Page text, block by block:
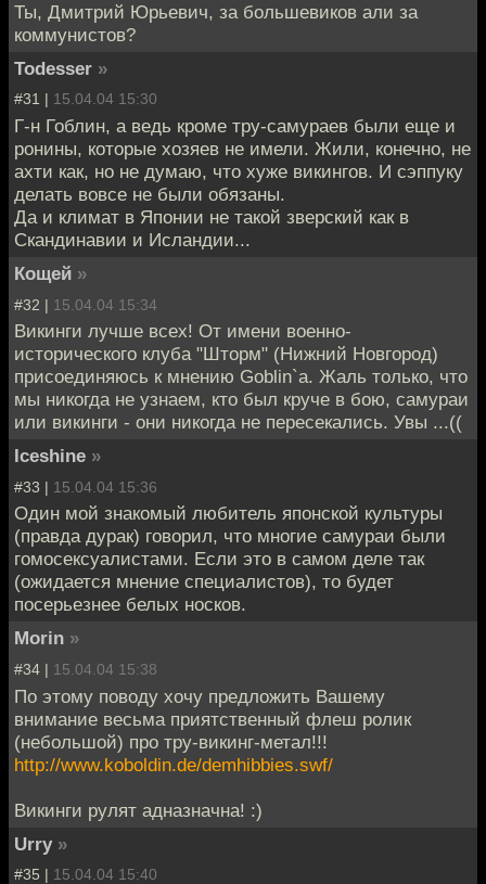
Ты, Дмитрий Юрьевич, за большевиков али за
коммунистов?
Todesser »
#31 | 15.04.04 15:30
Г-н Гоблин, а ведь кроме тру-самураев были еще и
ронины, которые хозяев не имели. Жили, конечно, не
ахти как, но не думаю, что хуже викингов. И сэппуку
делать вовсе не были обязаны.
Да и климат в Японии не такой зверский как в
Скандинавии и Исландии...
Кощей »
#32 | 15.04.04 15:34
Викинги лучше всех! От имени военно-
исторического клуба "Шторм" (Нижний Новгород)
присоединяюсь к мнению Goblin`a. Жаль только, что
мы никогда не узнаем, кто был круче в бою, самураи
или викинги - они никогда не пересекались. Увы ...((
Iceshine »
#33 | 15.04.04 15:36
Один мой знакомый любитель японской культуры
(правда дурак) говорил, что многие самураи были
гомосексуалистами. Если это в самом деле так
(ожидается мнение специалистов), то будет
посерьезнее белых носков.
Morin »
#34 | 15.04.04 15:38
По этому поводу хочу предложить Вашему
внимание весьма приятственный флеш ролик
(небольшой) про тру-викинг-метал!!!
http://www.koboldin.de/demhibbies.swf/
Викинги рулят адназначна! :)
Urry »
#35 | 15.04.04 15:40